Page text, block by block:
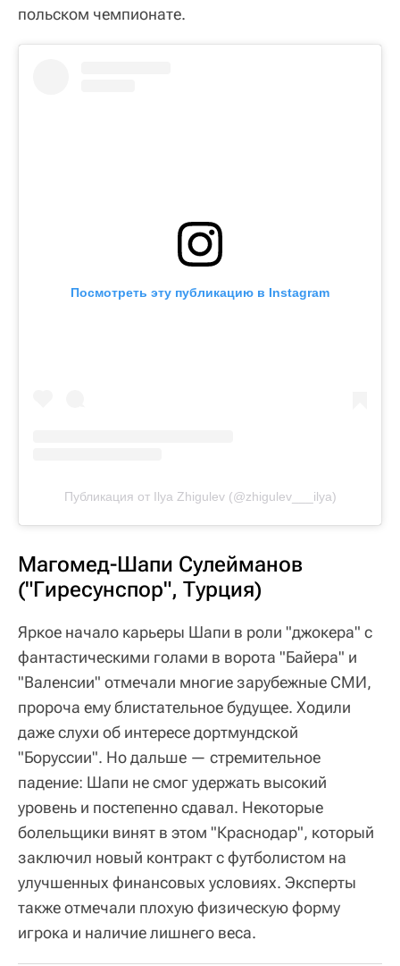
польском чемпионате.
Посмотреть эту публикацию в Instagram
Публикация от Ilya Zhigulev (@zhigulev___ilya)
Магомед-Шапи Сулейманов
("Гиресунспор", Турция)
Яркое начало карьеры Шапи в роли "джокера" с
фантастическими голами в ворота "Байера" и
"Валенсии" отмечали многие зарубежные СМИ,
пророча ему блистательное будущее. Ходили
даже слухи об интересе дортмундской
"Боруссии". Но дальше — стремительное
падение: Шапи не смог удержать высокий
уровень и постепенно сдавал. Некоторые
болельщики винят в этом "Краснодар", который
заключил новый контракт с футболистом на
улучшенных финансовых условиях. Эксперты
также отмечали плохую физическую форму
игрока и наличие лишнего веса.